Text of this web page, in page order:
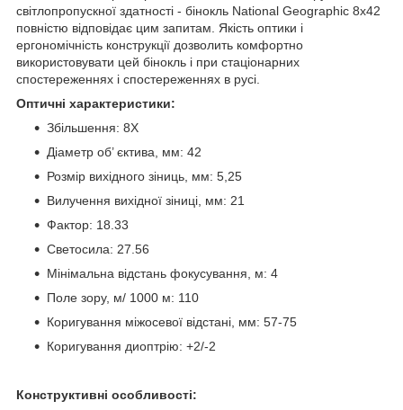
світлопропускної здатності - бінокль National Geographic 8x42
повністю відповідає цим запитам. Якість оптики і
ергономічність конструкції дозволить комфортно
використовувати цей бінокль і при стаціонарних
спостереженнях і спостереженнях в русі.
Оптичні характеристики:
Збільшення: 8Х
Діаметр об’ єктива, мм: 42
Розмір вихідного зіниць, мм: 5,25
Вилучення вихідної зіниці, мм: 21
Фактор: 18.33
Светосила: 27.56
Мінімальна відстань фокусування, м: 4
Поле зору, м/ 1000 м: 110
Коригування міжосевої відстані, мм: 57-75
Коригування диоптрію: +2/-2
Конструктивні особливості: